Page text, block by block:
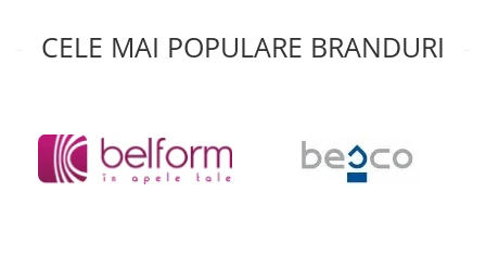
CELE MAI POPULARE BRANDURI